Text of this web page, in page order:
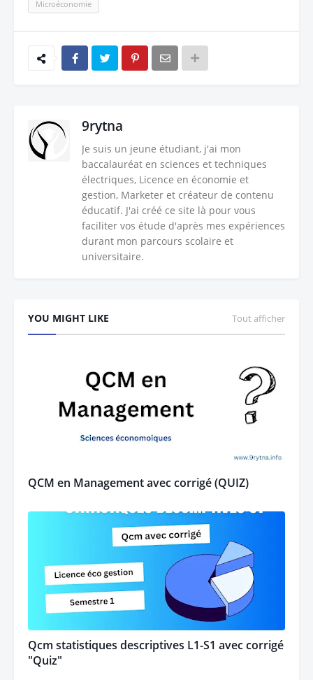
Microéconomie
9rytna
Je suis un jeune étudiant, j'ai mon
baccalauréat en sciences et techniques
électriques, Licence en économie et
gestion, Marketer et créateur de contenu
éducatif. J'ai créé ce site là pour vous
faciliter vos étude d'après mes expériences
durant mon parcours scolaire et
universitaire.
YOU MIGHT LIKE Tout afficher
QCM en Management avec corrigé (QUIZ)
Qcm statistiques descriptives L1-S1 avec corrigé
"Quiz"